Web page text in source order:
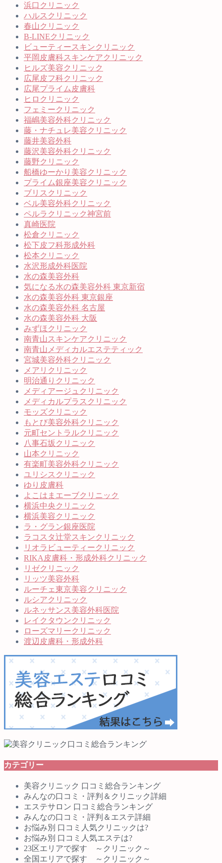
浜口クリニック
ハルスクリニック
春山クリニック
B-LINEクリニック
ビューティースキンクリニック
平岡皮膚科スキンケアクリニック
ヒルズ美容クリニック
広尾皮フ科クリニック
広尾プライム皮膚科
ヒロクリニック
フェミークリニック
福嶋美容外科クリニック
藤・ナチュレ美容クリニック
藤井美容外科
藤沢美容外科クリニック
藤野クリニック
船橋ゆーかり美容クリニック
プライム銀座美容クリニック
ブリスクリニック
ベル美容外科クリニック
ペルラクリニック神宮前
真崎医院
松倉クリニック
松下皮フ科形成外科
松本クリニック
水沢形成外科医院
水の森美容外科
気になる水の森美容外科 東京新宿
水の森美容外科 東京銀座
水の森美容外科 名古屋
水の森美容外科 大阪
みずほクリニック
南青山スキンケアクリニック
南青山メディカルエステティック
宮城美容外科クリニック
メアリクリニック
明治通りクリニック
メディアージュクリニック
メディカルプラスクリニック
モッズクリニック
もとび美容外科クリニック
元町セントラルクリニック
八事石坂クリニック
山本クリニック
有楽町美容外科クリニック
ユリシスクリニック
ゆり皮膚科
よこはまエーブクリニック
横浜中央クリニック
横浜美容クリニック
ラ・グラン銀座医院
ラコスタ辻堂スキンクリニック
リオラビューティークリニック
RIKA皮膚科・形成外科クリニック
リゼクリニック
リッツ美容外科
ルーチェ東京美容クリニック
ルシアクリニック
ルネッサンス美容外科医院
レイクタウンクリニック
ローズマリークリニック
渡辺皮膚科・形成外科
カテゴリー
美容クリニック 口コミ総合ランキング
みんなの口コミ・評判＆クリニック詳細
エステサロン 口コミ総合ランキング
みんなの口コミ・評判＆エステ詳細
お悩み別 口コミ人気クリニックは?
お悩み別 口コミ人気エステは?
23区エリアで探す ～クリニック～
全国エリアで探す ～クリニック～